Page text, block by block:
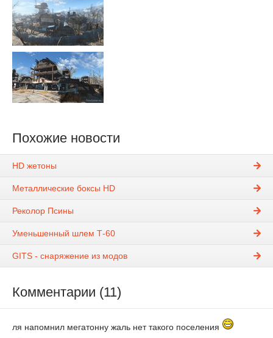
Похожие новости
HD жетоны
Металлические боксы HD
Реколор Псины
Уменьшенный шлем Т-60
GITS - снаряжение из модов
Комментарии (11)
ля напомнил мегатонну жаль нет такого поселения